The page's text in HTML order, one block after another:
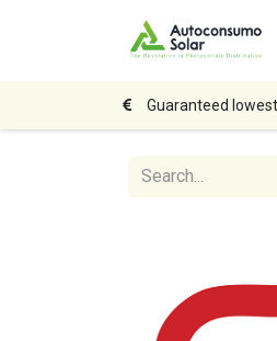
Guaranteed